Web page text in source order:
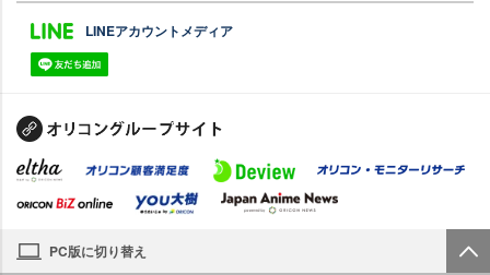
LINEアカウントメディア
PC版に切り替え